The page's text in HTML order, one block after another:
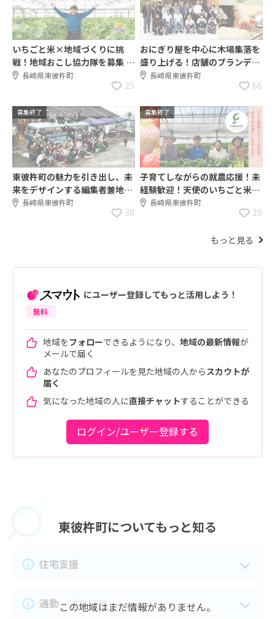
いちごと米×地域づくりに挑
戦！地域おこし協力隊を募集 ～
東彼杵町で農×観光×情報発信
長崎県東彼杵町
25
おにぎり屋を中心に木場集落を
盛り上げる！店舗のブランディ
ングとイベント企画へ挑戦！
長崎県東彼杵町
66
募集終了
東彼杵町の魅力を引き出し、未
来をデザインする編集者兼地域
プロジェクトコーディネーター
長崎県東彼杵町
38
募集終了
子育てしながらの就農応援！未
経験歓迎！天使のいちごと米の
栽培農家になり東彼杵町を盛り
長崎県東彼杵町
19
もっと見る
にユーザー登録してもっと活用しよう！
無料
地域をフォローできるようになり、 地域の最新情報が
メールで届く
あなたのプロフィールを見た地域の人から スカウトが
届く
気になった地域の人に直接チャットすることができる
ログイン/ユーザー登録する
東彼杵町についてもっと知る
この地域はまだ情報がありません。
住宅支援
通勤・通学支援